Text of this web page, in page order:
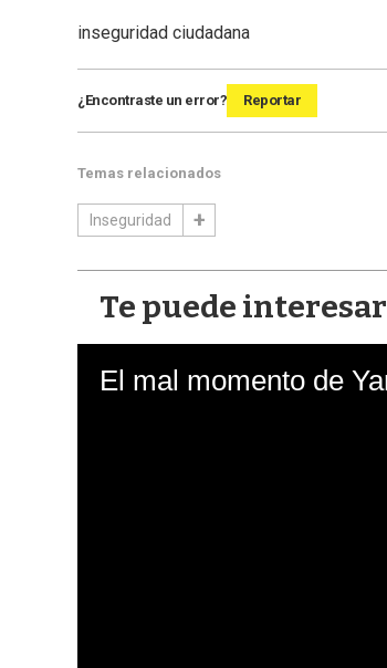
inseguridad ciudadana
¿Encontraste un error? Reportar
Temas relacionados
Inseguridad
Te puede interesar